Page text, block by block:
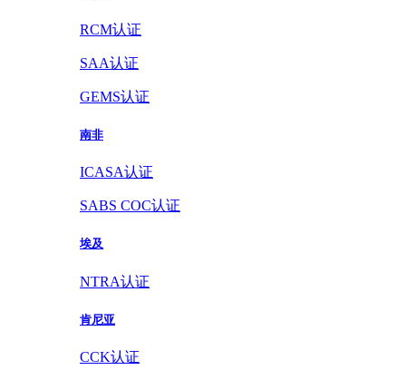
RCM认证
SAA认证
GEMS认证
南非
ICASA认证
SABS COC认证
埃及
NTRA认证
肯尼亚
CCK认证